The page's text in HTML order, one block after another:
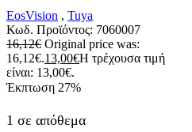
EosVision , Tuya
Κωδ. Προϊόντος: 7060007
16,12€ Original price was:
16,12€.13,00€Η τρέχουσα τιμή
είναι: 13,00€.
Έκπτωση 27%
1 σε απόθεμα